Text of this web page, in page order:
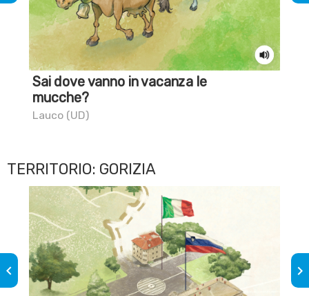
Sai dove vanno in vacanza le
mucche?
Lauco (UD)
TERRITORIO: GORIZIA
keyboard_arrow_left keyboard_arrow_right